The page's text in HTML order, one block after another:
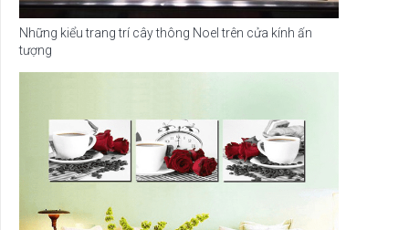
Những kiểu trang trí cây thông Noel trên cửa kính ấn
tượng